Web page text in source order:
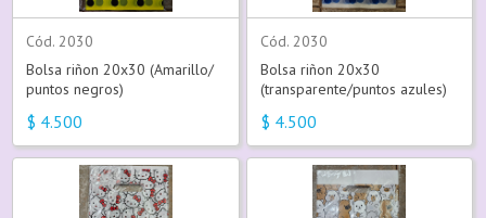
Cód. 2030
Bolsa riñon 20x30 (Amarillo/
puntos negros)
$ 4.500
Cód. 2030
Bolsa riñon 20x30
(transparente/puntos azules)
$ 4.500